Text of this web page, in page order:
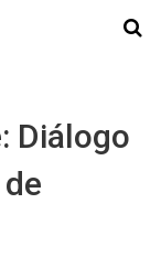
Diálogo